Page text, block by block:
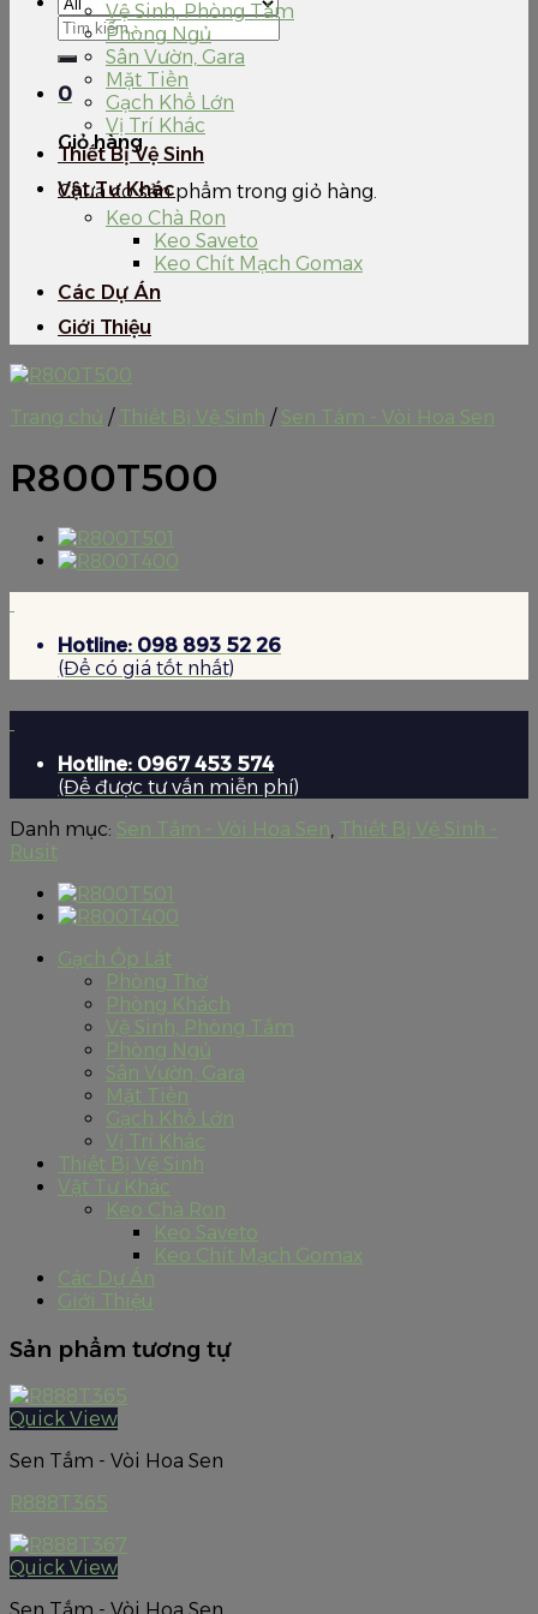
Tìm
kiếm:
0
Giỏ hàng
Chưa có sản phẩm trong giỏ hàng.
Vệ Sinh, Phòng Tắm
Phòng Ngủ
Sân Vườn, Gara
Mặt Tiền
Gạch Khổ Lớn
Vị Trí Khác
Thiết Bị Vệ Sinh
Vật Tư Khác
Keo Chà Ron
Keo Saveto
Keo Chít Mạch Gomax
Các Dự Án
Giới Thiệu
Trang chủ / Thiết Bị Vệ Sinh / Sen Tắm - Vòi Hoa Sen
R800T500
Hotline: 098 893 52 26
(Để có giá tốt nhất)
Hotline: 0967 453 574
(Để được tư vấn miễn phí)
Danh mục: Sen Tắm - Vòi Hoa Sen, Thiết Bị Vệ Sinh -
Rusit
Gạch Ốp Lát
Phòng Thờ
Phòng Khách
Vệ Sinh, Phòng Tắm
Phòng Ngủ
Sân Vườn, Gara
Mặt Tiền
Gạch Khổ Lớn
Vị Trí Khác
Thiết Bị Vệ Sinh
Vật Tư Khác
Keo Chà Ron
Keo Saveto
Keo Chít Mạch Gomax
Các Dự Án
Giới Thiệu
Sản phẩm tương tự
Quick View
Sen Tắm - Vòi Hoa Sen
R888T365
Quick View